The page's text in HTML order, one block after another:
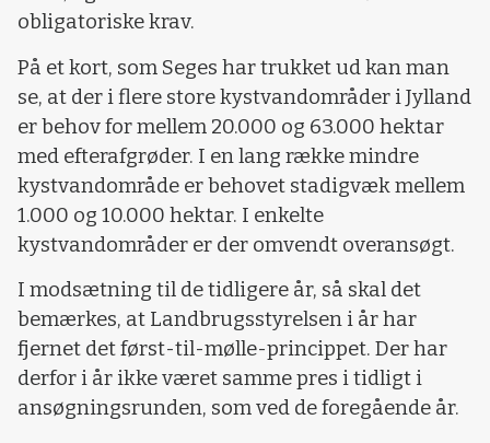
obligatoriske krav.
På et kort, som Seges har trukket ud kan man
se, at der i flere store kystvandområder i Jylland
er behov for mellem 20.000 og 63.000 hektar
med efterafgrøder. I en lang række mindre
kystvandområde er behovet stadigvæk mellem
1.000 og 10.000 hektar. I enkelte
kystvandområder er der omvendt overansøgt.
I modsætning til de tidligere år, så skal det
bemærkes, at Landbrugsstyrelsen i år har
fjernet det først-til-mølle-princippet. Der har
derfor i år ikke været samme pres i tidligt i
ansøgningsrunden, som ved de foregående år.